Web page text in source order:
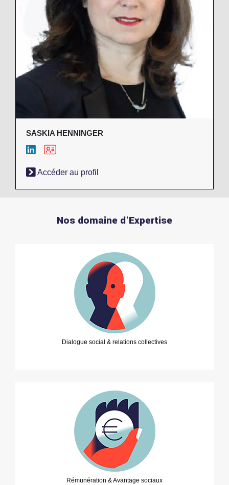
SASKIA HENNINGER
Accéder au profil
Nos domaine d'Expertise
Dialogue social & relations collectives
Rémunération & Avantage sociaux